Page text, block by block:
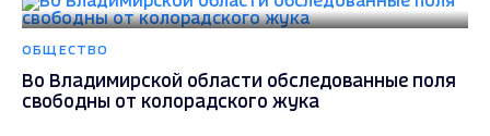
ОБЩЕСТВО
Во Владимирской области обследованные поля
свободны от колорадского жука